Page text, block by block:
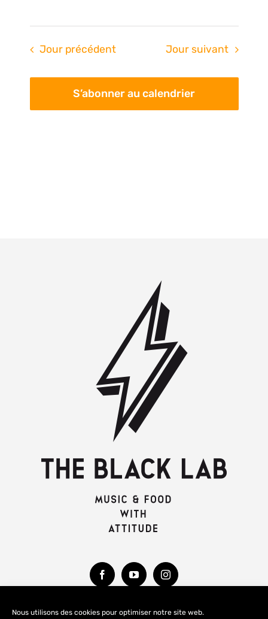
Nous utilisons des cookies pour optimiser notre site web.
Jour précédent Jour suivant
S’abonner au calendrier